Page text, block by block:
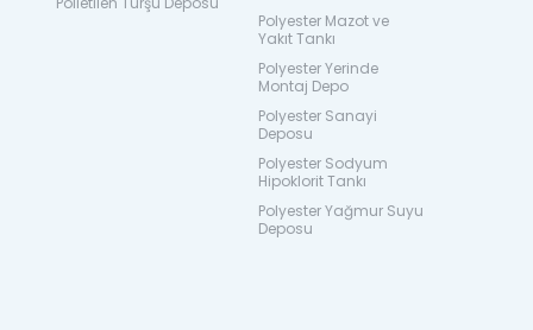
Polyester Mazot ve
Yakıt Tankı
Polyester Yerinde
Montaj Depo
Polyester Sanayi
Deposu
Polyester Sodyum
Hipoklorit Tankı
Polyester Yağmur Suyu
Deposu